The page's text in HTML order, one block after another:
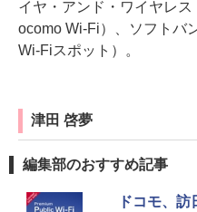
イヤ・アンド・ワイヤレ
ocomo Wi-Fi）、ソフトバ
Wi-Fiスポット）。
津田 啓夢
編集部のおすすめ記事
ドコモ、